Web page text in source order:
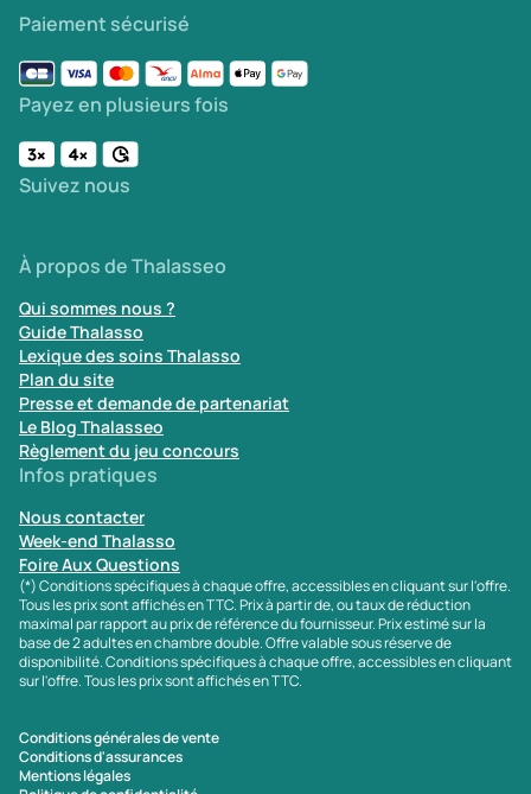
Beauté & anti-âge
Silhouette, Minceur
Gestion du stress / sommeil
Spécial dos
Sport
Yoga
Offres spéciales
Vente Flash & Promo
Offres spéciales Solo
Distance de chez vous
Établissements proches de chez moi
Km
Paiement sécurisé
Payez en plusieurs fois
Suivez nous
À propos de Thalasseo
Qui sommes nous ?
Guide Thalasso
Lexique des soins Thalasso
Plan du site
Presse et demande de partenariat
Le Blog Thalasseo
Règlement du jeu concours
Infos pratiques
Nous contacter
Week-end Thalasso
Foire Aux Questions
(*) Conditions spécifiques à chaque offre, accessibles en cliquant sur l'offre.
Tous les prix sont affichés en TTC. Prix à partir de, ou taux de réduction
maximal par rapport au prix de référence du fournisseur. Prix estimé sur la
base de 2 adultes en chambre double. Offre valable sous réserve de
disponibilité. Conditions spécifiques à chaque offre, accessibles en cliquant
sur l'offre. Tous les prix sont affichés en TTC.
Conditions générales de vente
Conditions d'assurances
Mentions légales